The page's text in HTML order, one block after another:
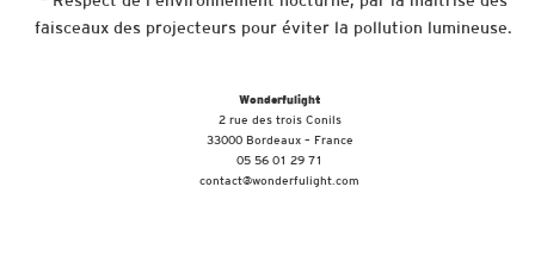
faisceaux des projecteurs pour éviter la pollution lumineuse.
Wonderfulight
2 rue des trois Conils
33000 Bordeaux – France
05 56 01 29 71
contact@wonderfulight.com